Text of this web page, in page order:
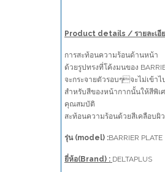
Product details / รายละเอี
การสะท้อนความร้อนด้านหน้า
ด้วยรูปทรงที่โค้งมนของ
จะกระจายตัวรอบๆจะไม่เข้า
สำหรับสีของหน้ากากนั้นให้สีพิเ
คุณสมบัติ
สะท้อนความร้อนด้วยสีเคลือบผิว
รุ่น (model) :BARRIER PLATE
ยี่ห้อ(Brand) : DELTAPLUS